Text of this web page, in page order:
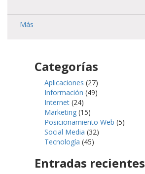
Más
Categorías
Aplicaciones (27)
Información (49)
Internet (24)
Marketing (15)
Posicionamiento Web (5)
Social Media (32)
Tecnología (45)
Entradas recientes